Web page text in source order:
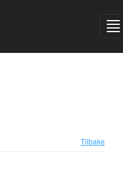
Tilbake